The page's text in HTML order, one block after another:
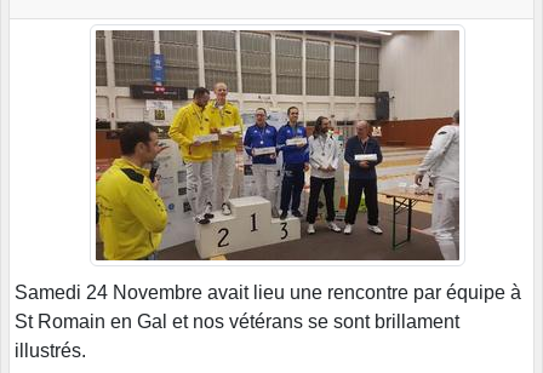
Samedi 24 Novembre avait lieu une rencontre par équipe à
St Romain en Gal et nos vétérans se sont brillament
illustrés.